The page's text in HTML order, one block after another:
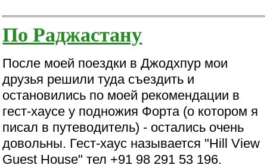
По Раджастану
После моей поездки в Джодхпур мои
друзья решили туда съездить и
остановились по моей рекомендации в
гест-хаусе у подножия Форта (о котором я
писал в путеводитель) - остались очень
довольны. Гест-хаус называется "Hill View
Guest House" тел +91 98 291 53 196.